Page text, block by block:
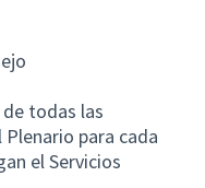
todas las
para cada
el Servicios